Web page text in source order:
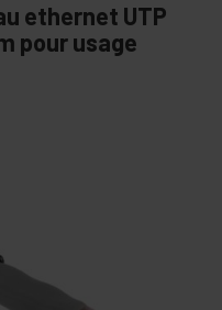
ethernet UTP
pour usage